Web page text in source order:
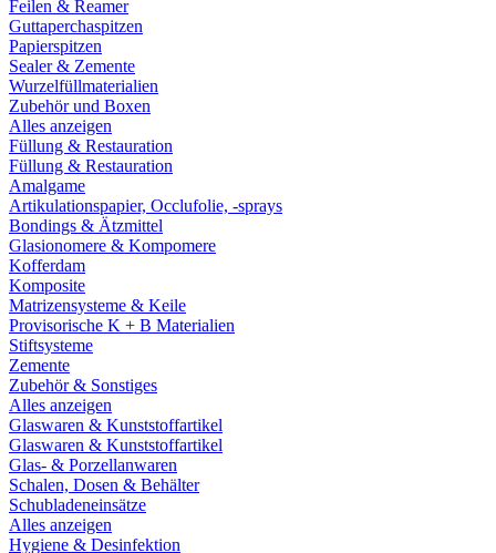
Feilen & Reamer
Guttaperchaspitzen
Papierspitzen
Sealer & Zemente
Wurzelfüllmaterialien
Zubehör und Boxen
Alles anzeigen
Füllung & Restauration
Füllung & Restauration
Amalgame
Artikulationspapier, Occlufolie, -sprays
Bondings & Ätzmittel
Glasionomere & Kompomere
Kofferdam
Komposite
Matrizensysteme & Keile
Provisorische K + B Materialien
Stiftsysteme
Zemente
Zubehör & Sonstiges
Alles anzeigen
Glaswaren & Kunststoffartikel
Glaswaren & Kunststoffartikel
Glas- & Porzellanwaren
Schalen, Dosen & Behälter
Schubladeneinsätze
Alles anzeigen
Hygiene & Desinfektion